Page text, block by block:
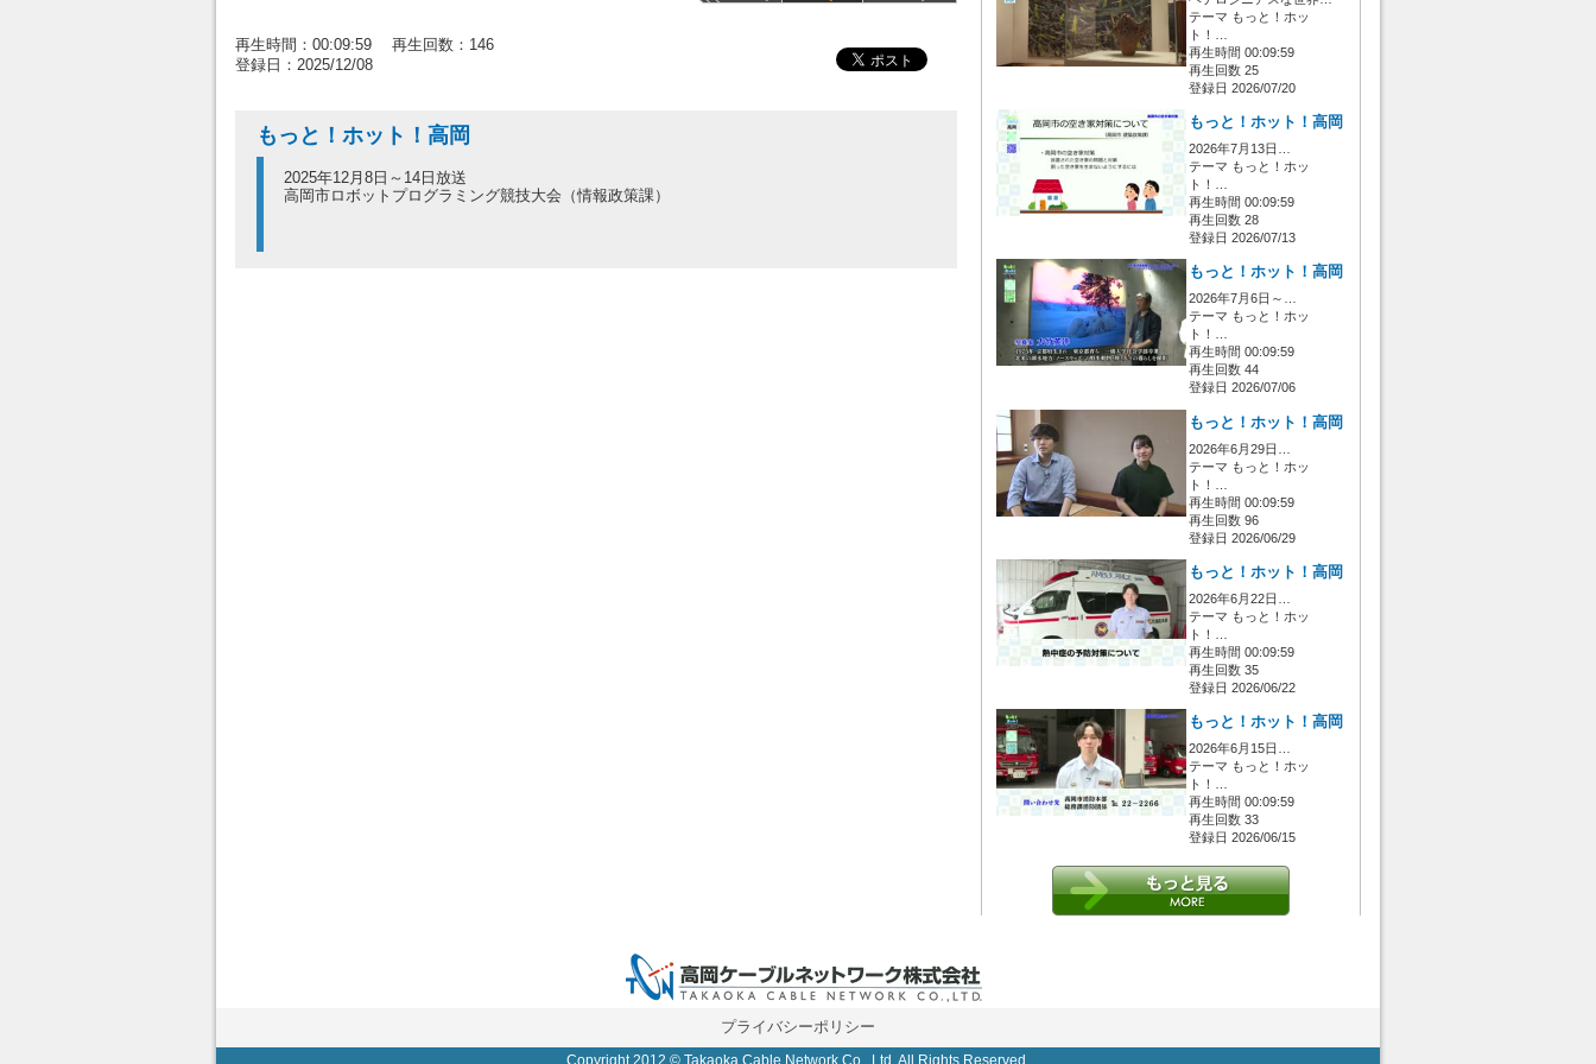
再生時間：00:09:59 再生回数：146
登録日：2025/12/08
もっと！ホット！高岡
2025年12月8日～14日放送
高岡市ロボットプログラミング競技大会（情報政策課）
テーマ もっと！ホッ
ト！…
再生時間 00:09:59
再生回数 25
登録日 2026/07/20
もっと！ホット！高岡
2026年7月13日…
テーマ もっと！ホッ
ト！…
再生時間 00:09:59
再生回数 28
登録日 2026/07/13
もっと！ホット！高岡
2026年7月6日～…
テーマ もっと！ホッ
ト！…
再生時間 00:09:59
再生回数 44
登録日 2026/07/06
もっと！ホット！高岡
2026年6月29日…
テーマ もっと！ホッ
ト！…
再生時間 00:09:59
再生回数 96
登録日 2026/06/29
もっと！ホット！高岡
2026年6月22日…
テーマ もっと！ホッ
ト！…
再生時間 00:09:59
再生回数 35
登録日 2026/06/22
もっと！ホット！高岡
2026年6月15日…
テーマ もっと！ホッ
ト！…
再生時間 00:09:59
再生回数 33
登録日 2026/06/15
プライバシーポリシー
Copyright 2012 © Takaoka Cable Network Co., Ltd. All Rights Reserved.